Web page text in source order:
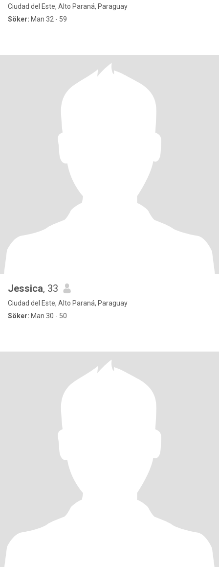
Ciudad del Este, Alto Paraná, Paraguay
Söker: Man 32 - 59
Jessica, 33
Ciudad del Este, Alto Paraná, Paraguay
Söker: Man 30 - 50